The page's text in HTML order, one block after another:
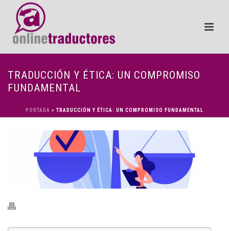
TRADUCCIÓN Y ÉTICA: UN COMPROMISO
FUNDAMENTAL
PORTADA » TRADUCCIÓN Y ÉTICA: UN COMPROMISO FUNDAMENTAL